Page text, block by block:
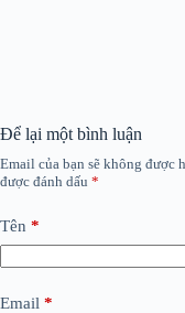
Để lại một bình luận
Email của bạn sẽ không được
được đánh dấu *
Tên *
Email *